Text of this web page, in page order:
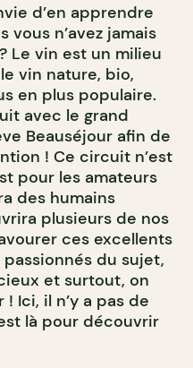
d’en apprendre
vous n’avez jamais
Le vin est un milieu
vin nature, bio,
en plus populaire.
avec le grand
Beauséjour afin de
! Ce circuit n’est
pour les amateurs
des humains
plusieurs de nos
ces excellents
du sujet,
et surtout, on
Ici, il n’y a pas de
là pour découvrir